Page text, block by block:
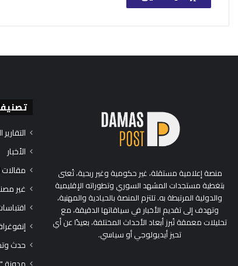
منصة إعلامية مستقلة، غير حكومية وغير ربحية، تُعنى
بتغطية مستجدات المشهد السوري وتطوراته الإقليمية
والدولية المرتبطة به. تلتزم المنصة بالحيادية والمهنية،
وتهدف إلى تقديم الأخبار في سياقاتها الدقيقة، مع
تحليلات معمقة تُبرز أبعاد الأحداث المختلفة، بعيدًا عن أي
تحيز أيديولوجي أو سياسي.
الأخبار
مقالات
غير
حدث